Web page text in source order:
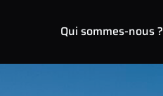
Qui sommes-nous ?